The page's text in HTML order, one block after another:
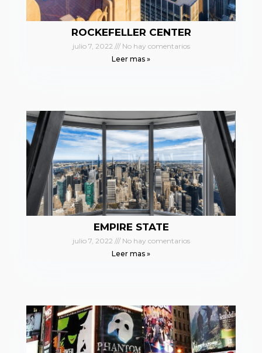
ROCKEFELLER CENTER
julio 7, 2022
No hay comentarios
Leer mas »
EMPIRE STATE
julio 7, 2022
No hay comentarios
Leer mas »